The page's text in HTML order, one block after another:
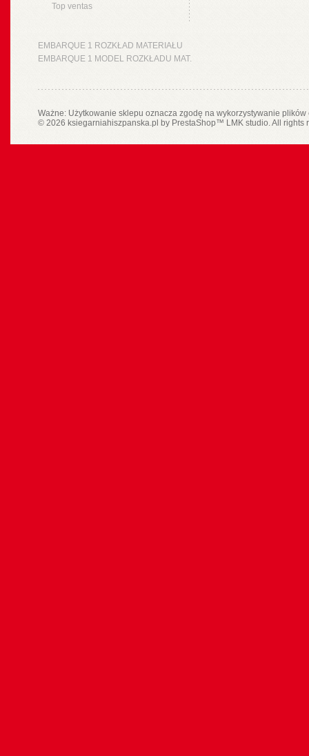
Top ventas
EMBARQUE 1 ROZKŁAD MATERIAŁU
EMBARQUE 1 MODEL ROZKŁADU MAT.
Ważne: Użytkowanie sklepu oznacza zgodę na wykorzystywanie
© 2026 ksiegarniahiszpanska.pl by PrestaShop™ LMK studio. All rights